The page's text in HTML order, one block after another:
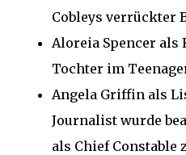
Cobleys verrückter
Aloreia Spencer als
Tochter im
Angela Griffin als
Journalist wurde
als Chief Constable